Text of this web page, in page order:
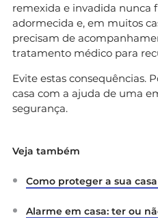
remexida e invadida nunca
adormecida e, em muitos
precisam de
tratamento médico para
Evite estas consequências.
casa com a ajuda de uma
segurança.
Veja também
Como proteger a sua
Alarme em casa: ter ou